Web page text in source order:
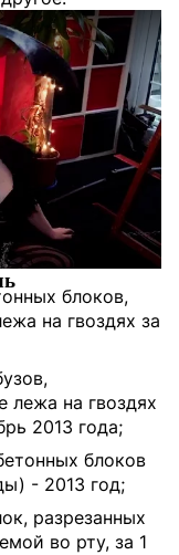
YouTube
блоков,
на гвоздях за
лежа на гвоздях
2013 года;
блоков
- 2013 год;
разрезанных
во рту, за 1